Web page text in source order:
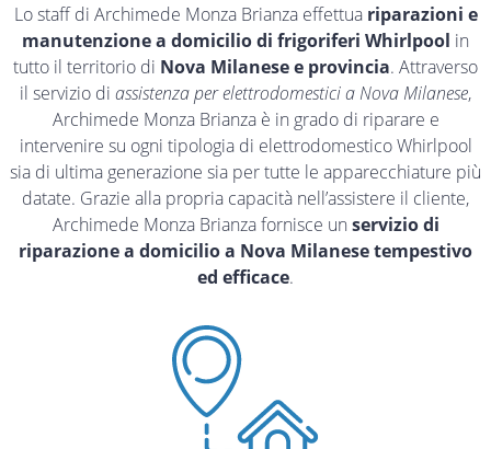
Lo staff di Archimede Monza Brianza effettua riparazioni e
manutenzione a domicilio di frigoriferi Whirlpool in
tutto il territorio di Nova Milanese e provincia. Attraverso
il servizio di assistenza per elettrodomestici a Nova Milanese,
Archimede Monza Brianza è in grado di riparare e
intervenire su ogni tipologia di elettrodomestico Whirlpool
sia di ultima generazione sia per tutte le apparecchiature più
datate. Grazie alla propria capacità nell’assistere il cliente,
Archimede Monza Brianza fornisce un servizio di
riparazione a domicilio a Nova Milanese tempestivo
ed efficace.